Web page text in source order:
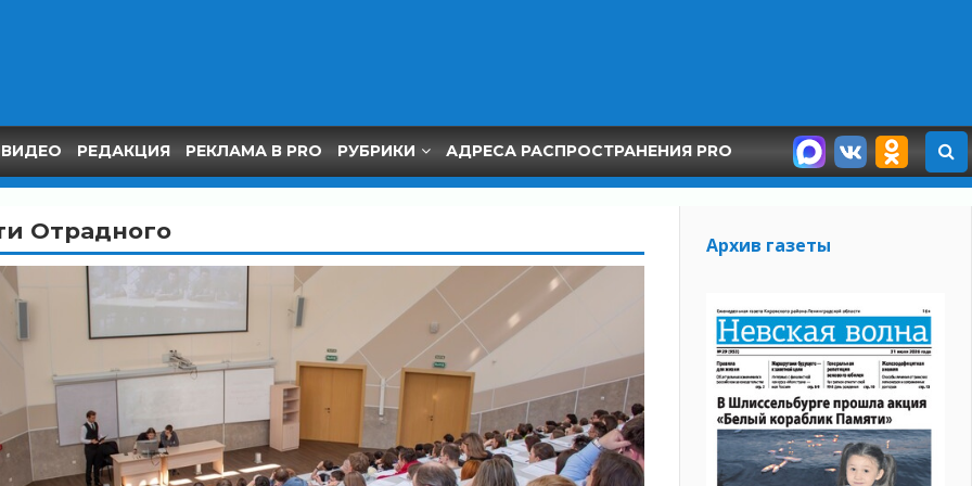
ВИДЕО РЕДАКЦИЯ РЕКЛАМА В PRO РУБРИКИ АДРЕСА РАСПРОСТРАНЕНИЯ PRO
Отрадного
Архив газеты